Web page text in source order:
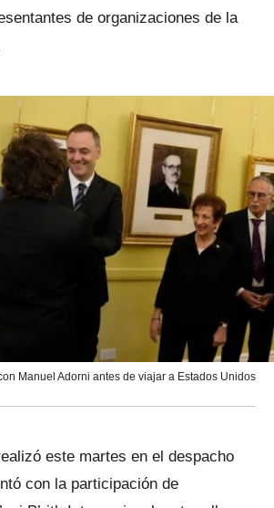
de organizaciones de la
Manuel Adorni antes de viajar a Estados Unidos
este martes en el despacho
con la participación de